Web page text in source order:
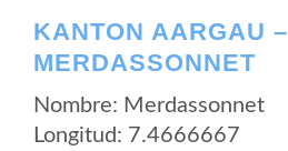
KANTON AARGAU –
MERDASSONNET
Nombre: Merdassonnet
Longitud: 7.4666667